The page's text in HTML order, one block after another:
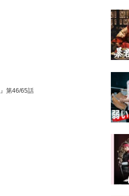
』第46/65話